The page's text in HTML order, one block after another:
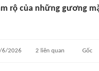
rộ của những gương
6/2026 2 liên quan Gốc